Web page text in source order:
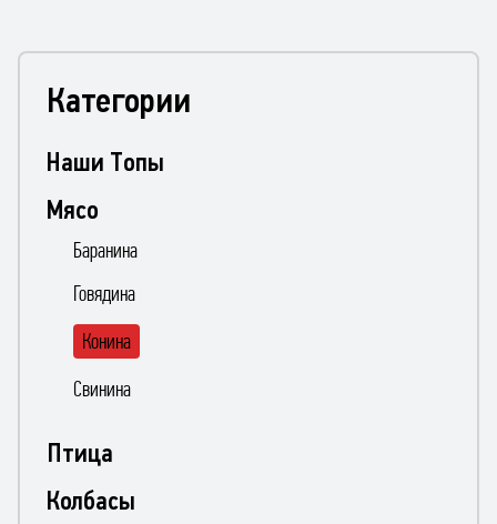
Категории
Наши Топы
Мясо
Баранина
Говядина
Конина
Свинина
Птица
Колбасы